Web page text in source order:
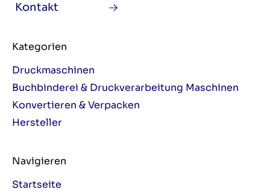
Kontakt
Kategorien
Druckmaschinen
Buchbinderei & Druckverarbeitung Maschinen
Konvertieren & Verpacken
Hersteller
Navigieren
Startseite